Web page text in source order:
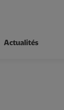
Actualités